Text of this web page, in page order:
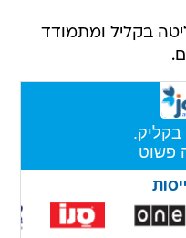
בקליל ומתמודד